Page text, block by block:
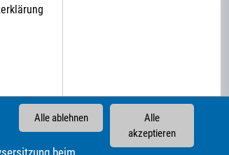
Alle
akzeptieren
Alle ablehnen
beim